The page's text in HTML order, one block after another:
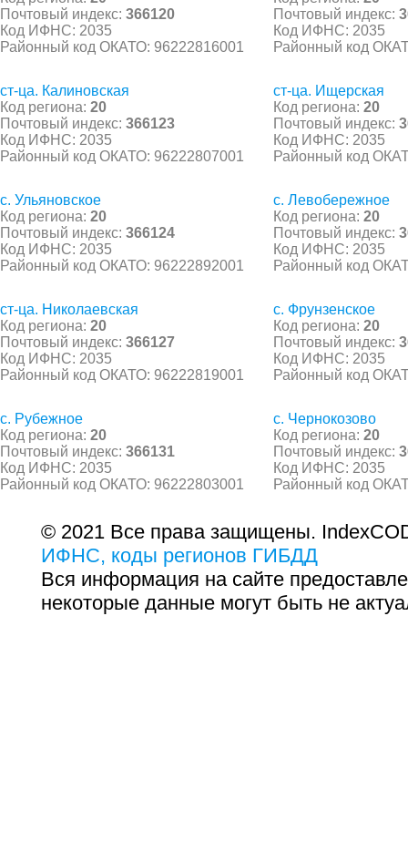
Почтовый индекс: 366120
Код ИФНС: 2035
Районный код ОКАТО: 96222816001
Почтовый индекс:
Код ИФНС: 2035
Районный код
ст-ца. Калиновская
Код региона: 20
Почтовый индекс: 366123
Код ИФНС: 2035
Районный код ОКАТО: 96222807001
ст-ца. Ищерская
Код региона: 20
Почтовый индекс:
Код ИФНС: 2035
Районный код
с. Ульяновское
Код региона: 20
Почтовый индекс: 366124
Код ИФНС: 2035
Районный код ОКАТО: 96222892001
с. Левобережное
Код региона: 20
Почтовый индекс:
Код ИФНС: 2035
Районный код
ст-ца. Николаевская
Код региона: 20
Почтовый индекс: 366127
Код ИФНС: 2035
Районный код ОКАТО: 96222819001
с. Фрунзенское
Код региона: 20
Почтовый индекс:
Код ИФНС: 2035
Районный код
с. Рубежное
Код региона: 20
Почтовый индекс: 366131
Код ИФНС: 2035
Районный код ОКАТО: 96222803001
с. Чернокозово
Код региона: 20
Почтовый индекс:
Код ИФНС: 2035
Районный код
© 2021 Все права защищены.
ИФНС, коды регионов ГИБДД
Вся информация на сайте
некоторые данные могут быть не